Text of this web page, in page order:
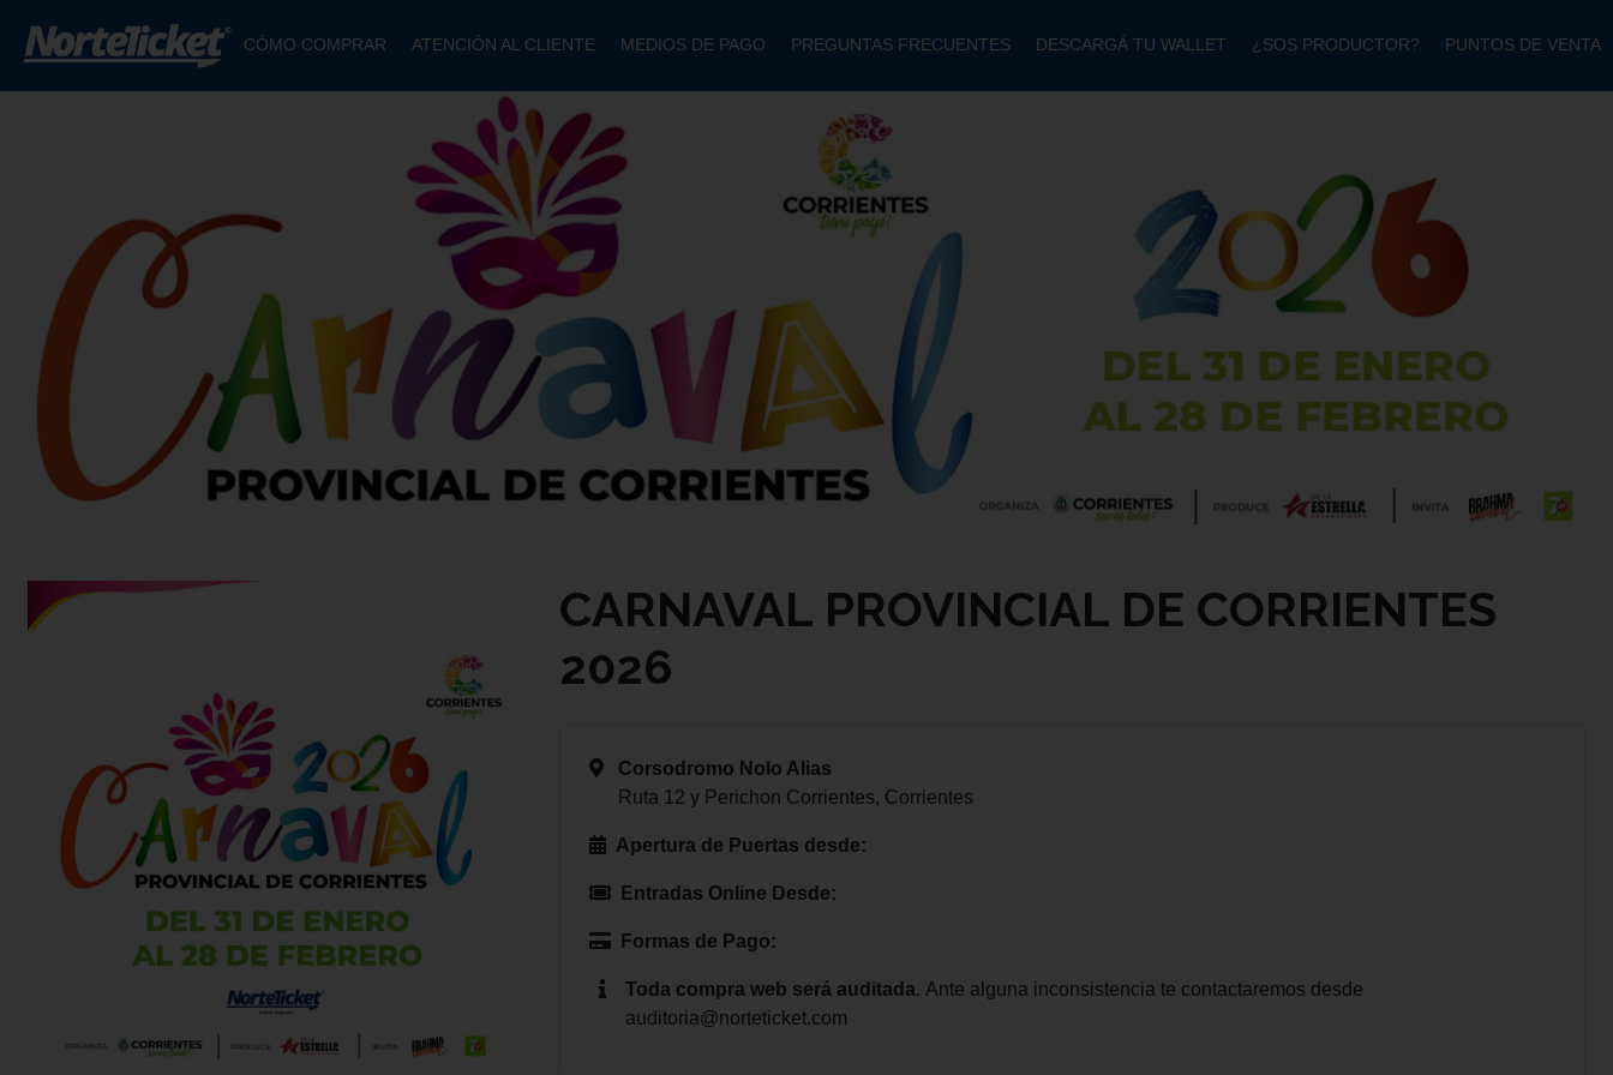
CÓMO COMPRAR ATENCIÓN AL CLIENTE MEDIOS DE PAGO PREGUNTAS FRECUENTES DESCARGÁ TU WALLET ¿SOS PRODUCTOR? PUNTOS DE VENTA
CARNAVAL PROVINCIAL DE CORRIENTES
2026
Corsodromo Nolo Alias
Ruta 12 y Perichon Corrientes, Corrientes
Apertura de Puertas desde:
Entradas Online Desde:
Formas de Pago:
Toda compra web será auditada. Ante alguna inconsistencia te contactaremos desde
auditoria@norteticket.com